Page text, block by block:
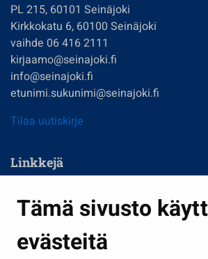
Tämä sivusto
evästeitä
PL 215, 60101 Seinäjoki
Kirkkokatu 6, 60100 Seinäjoki
vaihde 06 416 2111
kirjaamo@seinajoki.fi
info@seinajoki.fi
etunimi.sukunimi@seinajoki.fi
Tilaa uutiskirje
Linkkejä
Kasvatus ja opetus
Kulttuuri ja liikunta